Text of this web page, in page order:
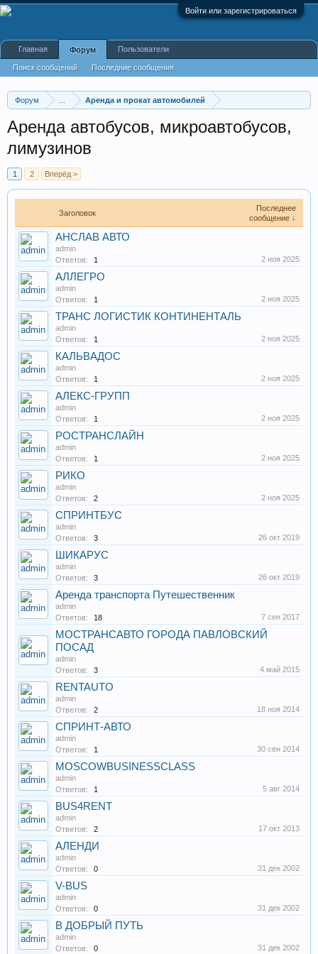
Войти или зарегистрироваться
Форум Аренда и прокат автомобилей
Аренда автобусов, микроавтобусов,
лимузинов
1 2 Вперёд >
Заголовок
Последнее
сообщение ↓
АНСЛАВ АВТО
admin
Ответов:
1 2 ноя 2025
АЛЛЕГРО
admin
Ответов:
1 2 ноя 2025
ТРАНС ЛОГИСТИК КОНТИНЕНТАЛЬ
admin
Ответов:
1 2 ноя 2025
КАЛЬВАДОС
admin
Ответов:
1 2 ноя 2025
АЛЕКС-ГРУПП
admin
Ответов:
1 2 ноя 2025
РОСТРАНСЛАЙН
admin
Ответов:
1 2 ноя 2025
РИКО
admin
Ответов:
2 2 ноя 2025
СПРИНТБУС
admin
Ответов:
3 26 окт 2019
ШИКАРУС
admin
Ответов:
3 26 окт 2019
Аренда транспорта Путешественник
admin
Ответов:
18 7 сен 2017
МОСТРАНСАВТО ГОРОДА ПАВЛОВСКИЙ
ПОСАД
admin
Ответов:
3 4 май 2015
RENTAUTO
admin
Ответов:
2 18 ноя 2014
СПРИНТ-АВТО
admin
Ответов:
1 30 сен 2014
MOSCOWBUSINESSCLASS
admin
Ответов:
1 5 авг 2014
BUS4RENT
admin
Ответов:
2 17 окт 2013
АЛЕНДИ
admin
Ответов:
0 31 дек 2002
V-BUS
admin
Ответов:
0 31 дек 2002
В ДОБРЫЙ ПУТЬ
admin
Ответов:
0 31 дек 2002
Главная Форум
Поиск сообщений Последние сообщения
Пользователи